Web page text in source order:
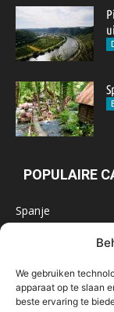
We gebruiken
apparaat op te slaan
beste ervaring te
POPULAIRE
Spanje
Marokko
IJsland